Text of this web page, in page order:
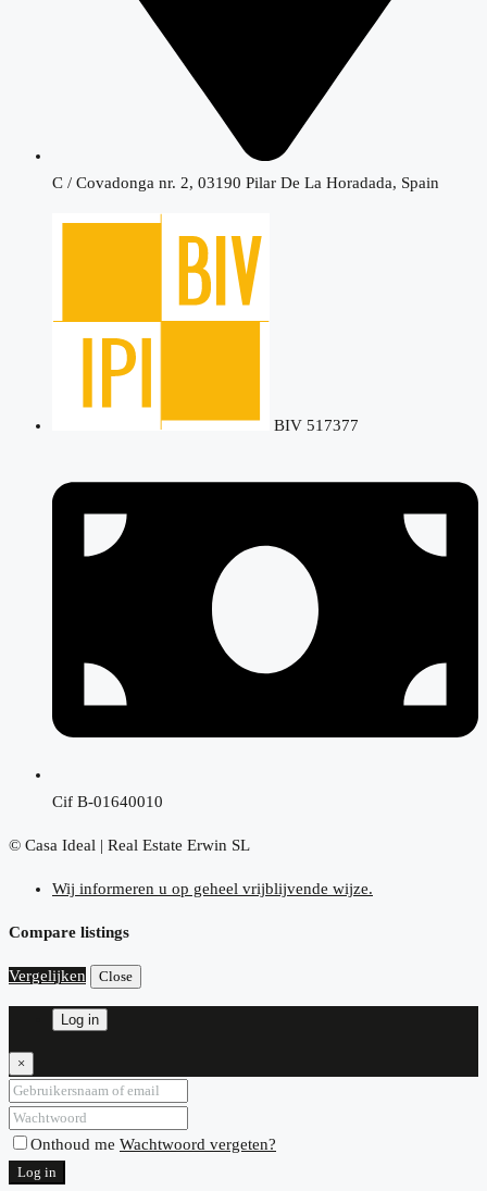
C / Covadonga nr. 2, 03190 Pilar De La Horadada, Spain
BIV 517377
Cif B-01640010
© Casa Ideal | Real Estate Erwin SL
Wij informeren u op geheel vrijblijvende wijze.
Compare listings
Vergelijken Close
Log in
×
Onthoud me Wachtwoord vergeten?
Log in